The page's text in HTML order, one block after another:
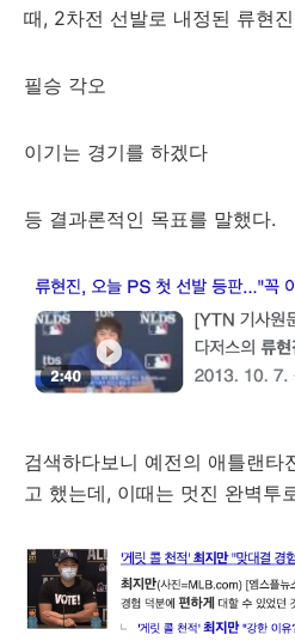
때, 2차전 선발로 내정된 류현
필승 각오
이기는 경기를 하겠다
등 결과론적인 목표를 말했다.
검색하다보니 예전의 애틀랜타
고 했는데, 이때는 멋진 완벽투